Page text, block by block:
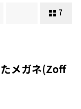
7
メガネ(Zoff